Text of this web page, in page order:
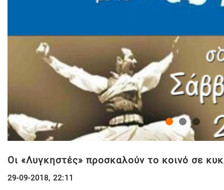
Οι «Λυγκηστές» προσκαλούν το κοινό σε
29-09-2018, 22:11